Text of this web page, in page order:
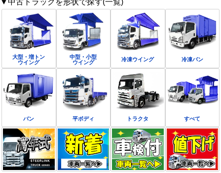
大型・増トン
ウイング
中型・小型
ウイング
冷凍ウイング 冷凍バン
バン 平ボディ トラクタ すべて